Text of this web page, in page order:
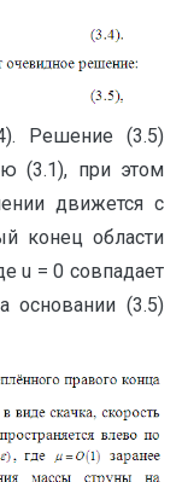
Решение (3.5)
(3.1), при этом
движется с
конец области
u = 0 совпадает
основании (3.5)